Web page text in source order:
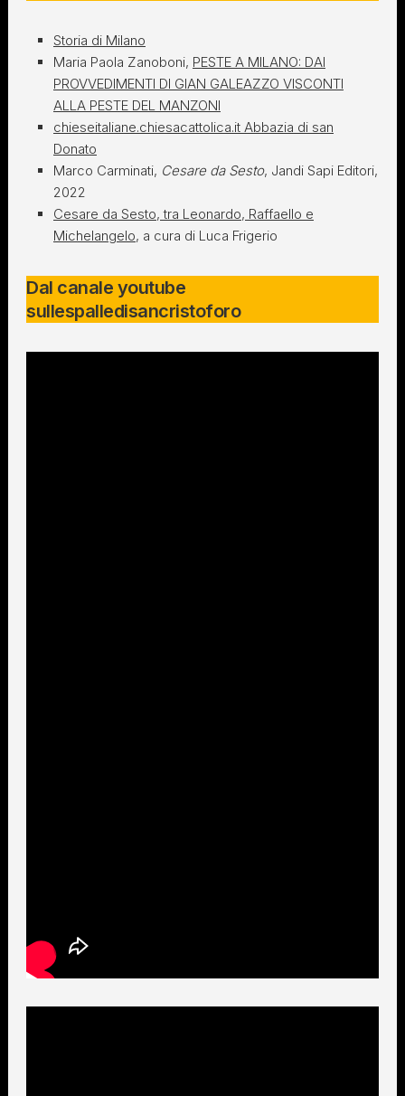
Storia di Milano
Maria Paola Zanoboni, PESTE A MILANO: DAI
PROVVEDIMENTI DI GIAN GALEAZZO VISCONTI
ALLA PESTE DEL MANZONI
chieseitaliane.chiesacattolica.it Abbazia di san
Donato
Marco Carminati, Cesare da Sesto, Jandi Sapi Editori,
2022
Cesare da Sesto, tra Leonardo, Raffaello e
Michelangelo, a cura di Luca Frigerio
Dal canale youtube
sullespalledisancristoforo